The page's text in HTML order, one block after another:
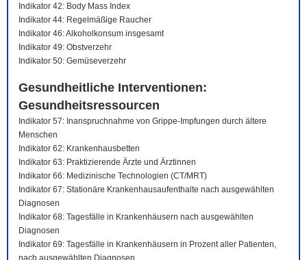
Indikator 42: Body Mass Index
Indikator 44: Regelmäßige Raucher
Indikator 46: Alkoholkonsum insgesamt
Indikator 49: Obstverzehr
Indikator 50: Gemüseverzehr
Gesundheitliche Interventionen:
Gesundheitsressourcen
Indikator 57: Inanspruchnahme von Grippe-Impfungen durch ältere
Menschen
Indikator 62: Krankenhausbetten
Indikator 63: Praktizierende Ärzte und Ärztinnen
Indikator 66: Medizinische Technologien (CT/MRT)
Indikator 67: Stationäre Krankenhausaufenthalte nach ausgewählten
Diagnosen
Indikator 68: Tagesfälle in Krankenhäusern nach ausgewählten
Diagnosen
Indikator 69: Tagesfälle in Krankenhäusern in Prozent aller Patienten,